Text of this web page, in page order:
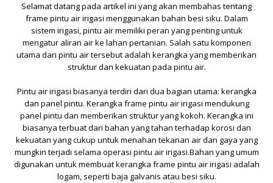
Selamat datang pada artikel ini yang akan membahas tentang
frame pintu air irigasi menggunakan bahan besi siku. Dalam
sistem irigasi, pintu air memiliki peran yang penting untuk
mengatur aliran air ke lahan pertanian. Salah satu komponen
utama dari pintu air tersebut adalah kerangka yang memberikan
struktur dan kekuatan pada pintu air.
Pintu air irigasi biasanya terdiri dari dua bagian utama: kerangka
dan panel pintu. Kerangka frame pintu air irigasi mendukung
panel pintu dan memberikan struktur yang kokoh. Kerangka ini
biasanya terbuat dari bahan yang tahan terhadap korosi dan
kekuatan yang cukup untuk menahan tekanan air dan gaya yang
mungkin terjadi selama operasi pintu air irigasi.Bahan yang umum
digunakan untuk membuat kerangka frame pintu air irigasi adalah
logam, seperti baja galvanis atau besi siku.